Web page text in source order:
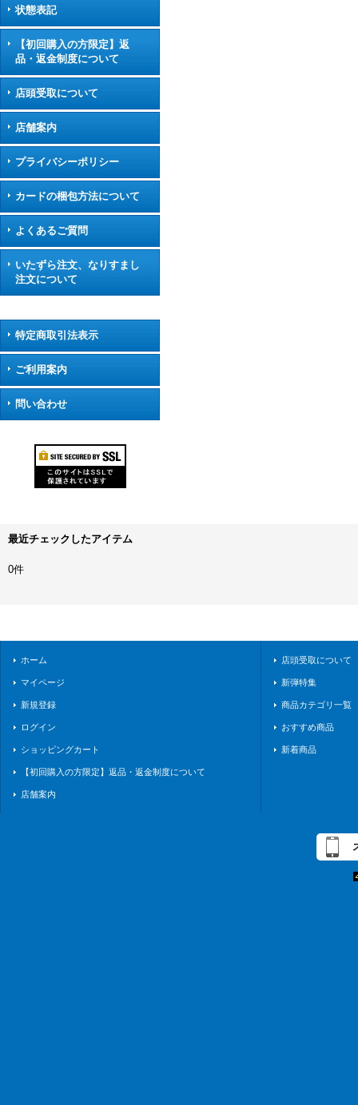
状態表記
【初回購入の方限定】返
品・返金制度について
店頭受取について
店舗案内
プライバシーポリシー
カードの梱包方法について
よくあるご質問
いたずら注文、なりすまし
注文について
特定商取引法表示
ご利用案内
問い合わせ
最近チェックしたアイテム
0件
ホーム
マイページ
新規登録
ログイン
ショッピングカート
【初回購入の方限定】返品・返金制度について
店舗案内
店頭受取について
新弾特集
商品カテゴリ一覧
おすすめ商品
新着商品